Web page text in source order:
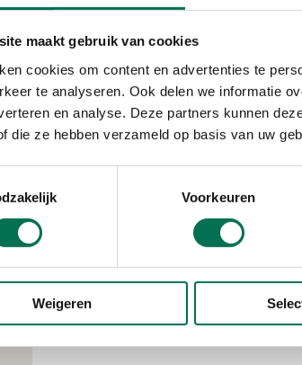
maakt gebruik van cookies
cookies om content en advertenties te
te analyseren. Ook delen we informatie
en analyse. Deze partners kunnen
die ze hebben verzameld op basis van uw
Voorkeuren
Weigeren
uitgevoerd. Vergelijk het met
stookinstallaties. Daarnaast
(brandstoffen) – en PGS 31-
blusmiddel – daarvoor zijn we
Controle op
‘’In de glastuinbouw komen
een WWK staan. Je stookt
de gasprijzen relatief laag zijn
verplicht om een
bepaalt het teeltoppervlak, het